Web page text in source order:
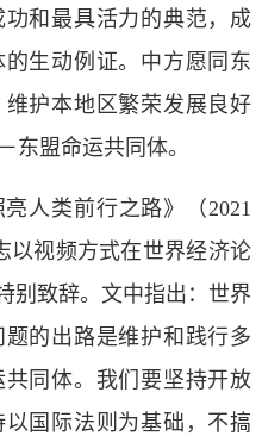
和最具活力的典范，成
生动例证。中方愿同东
护本地区繁荣发展良好
东盟命运共同体。
人类前行之路》（2021
以视频方式在世界经济论
别致辞。文中指出：世界
的出路是维护和践行多
同体。我们要坚持开放
国际法则为基础，不搞